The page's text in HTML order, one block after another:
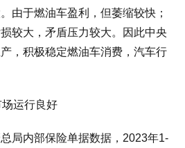
由于燃油车盈利，但萎缩较快；
较大，矛盾压力较大。因此中央
，积极稳定燃油车消费，汽车行
运行良好
局内部保险单据数据，2023年1-